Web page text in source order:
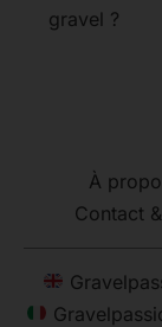
gravel ?
À
Contact